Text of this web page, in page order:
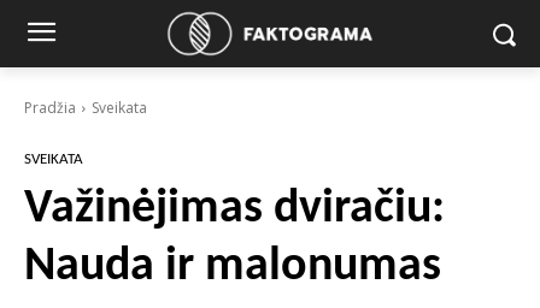
Pradžia Sveikata
SVEIKATA
Važinėjimas dviračiu:
Nauda ir malonumas